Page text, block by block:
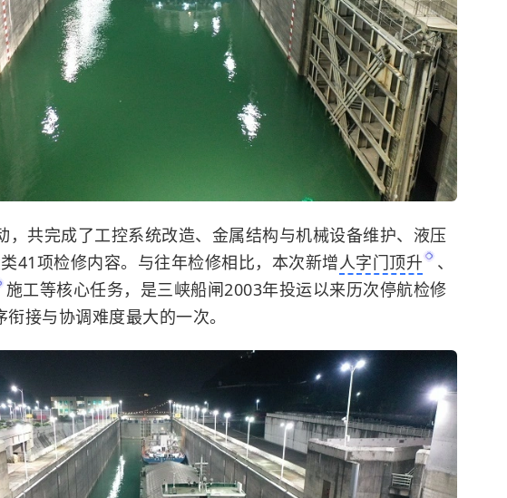
，共完成了工控系统改造、金属结构与机械设备维护、液压
41项检修内容。与往年检修相比，本次新增人字门顶升
、
施工等核心任务，是三峡船闸2003年投运以来历次停航检修
接与协调难度最大的一次。